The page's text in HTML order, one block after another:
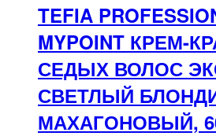
TEFIA
MYPOINT КРЕМ-
СЕДЫХ ВОЛОС
СВЕТЛЫЙ
МАХАГОНОВЫЙ,